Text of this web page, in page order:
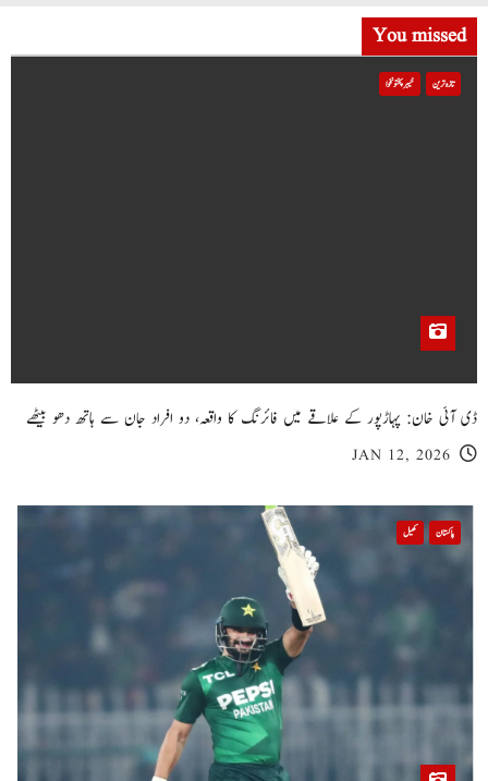
You missed
تازہ ترین خیبر پختونخوا
ڈی آئی خان: پہاڑپور کے علاقے میں فائرنگ کا واقعہ، دو افراد جان سے ہاتھ دھو بیٹھے
JAN 12, 2026
پاکستان کھیل